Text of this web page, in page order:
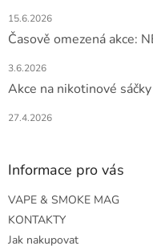
15.6.2026
Časově omezená akce:
3.6.2026
Akce na nikotinové
27.4.2026
Informace pro vás
VAPE & SMOKE MAG
KONTAKTY
Jak nakupovat